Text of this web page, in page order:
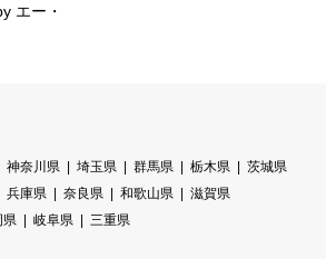
エー・
神奈川県 埼玉県 群馬県 栃木県
茨城県
兵庫県 奈良県 和歌山県
滋賀県
県 岐阜県
三重県